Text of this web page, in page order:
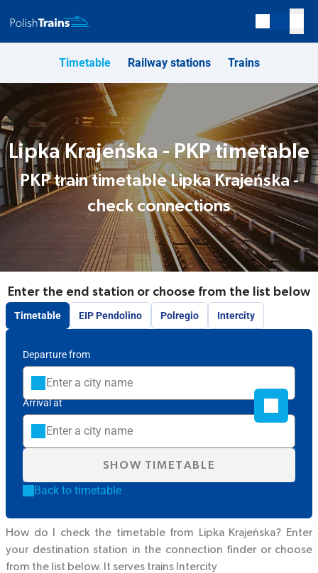
Timetable Railway stations Trains
Lipka Krajeńska - PKP timetable
PKP train timetable Lipka Krajeńska -
check connections
Enter the end station or choose from the list below
Timetable EIP Pendolino Polregio Intercity
Departure from
Arrival at
SHOW TIMETABLE
Back to timetable
How do I check the timetable from Lipka Krajeńska? Enter
your destination station in the connection finder or choose
from the list below. It serves trains Intercity